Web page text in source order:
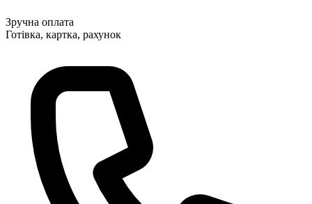
Зручна оплата
Готівка, картка, рахунок